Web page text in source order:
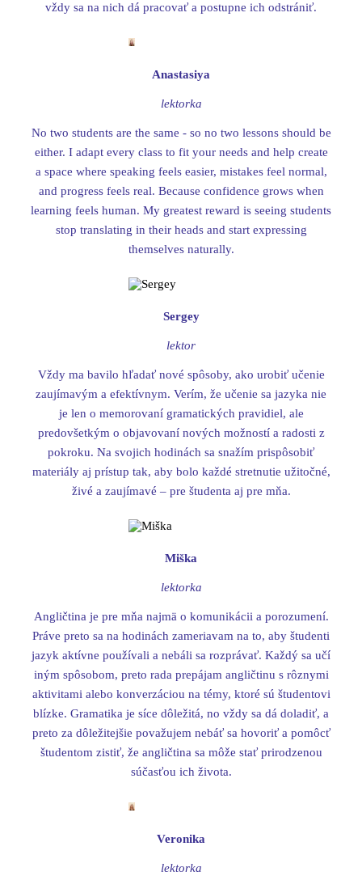
vždy sa na nich dá pracovať a postupne ich odstrániť.
Anastasiya
lektorka
No two students are the same - so no two lessons should be
either. I adapt every class to fit your needs and help create
a space where speaking feels easier, mistakes feel normal,
and progress feels real. Because confidence grows when
learning feels human. My greatest reward is seeing students
stop translating in their heads and start expressing
themselves naturally.
Sergey
lektor
Vždy ma bavilo hľadať nové spôsoby, ako urobiť učenie
zaujímavým a efektívnym. Verím, že učenie sa jazyka nie
je len o memorovaní gramatických pravidiel, ale
predovšetkým o objavovaní nových možností a radosti z
pokroku. Na svojich hodinách sa snažím prispôsobiť
materiály aj prístup tak, aby bolo každé stretnutie užitočné,
živé a zaujímavé – pre študenta aj pre mňa.
Miška
lektorka
Angličtina je pre mňa najmä o komunikácii a porozumení.
Práve preto sa na hodinách zameriavam na to, aby študenti
jazyk aktívne používali a nebáli sa rozprávať. Každý sa učí
iným spôsobom, preto rada prepájam angličtinu s rôznymi
aktivitami alebo konverzáciou na témy, ktoré sú študentovi
blízke. Gramatika je síce dôležitá, no vždy sa dá doladiť, a
preto za dôležitejšie považujem nebáť sa hovoriť a pomôcť
študentom zistiť, že angličtina sa môže stať prirodzenou
súčasťou ich života.
Veronika
lektorka